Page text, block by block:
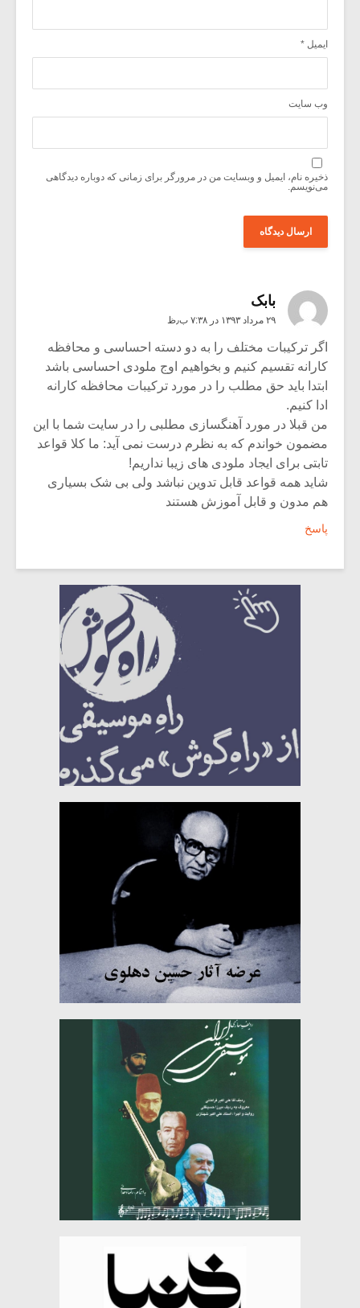
ایمیل *
وب‌ سایت
ذخیره نام، ایمیل و وبسایت من در مرورگر برای زمانی که دوباره دیدگاهی
می‌نویسم.
بابک
۲۹ مرداد ۱۳۹۳ در ۷:۳۸ ب٫ظ
اگر ترکیبات مختلف را به دو دسته احساسی و محافظه
کارانه تقسیم کنیم و بخواهیم اوج ملودی احساسی باشد
ابتدا باید حق مطلب را در مورد ترکیبات محافظه کارانه
ادا کنیم.
من قبلا در مورد آهنگسازی مطلبی را در سایت شما با این
مضمون خواندم که به نظرم درست نمی آید: ما کلا قواعد
تابتی برای ایجاد ملودی های زیبا نداریم!
شاید همه قواعد قابل تدوین نباشد ولی بی شک بسیاری
هم مدون و قابل آموزش هستند
پاسخ